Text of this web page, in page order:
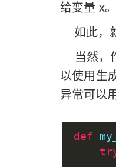
给变量 x。
如此，
当然，
以使用生
异常可以
def